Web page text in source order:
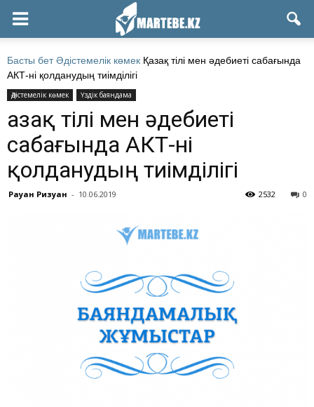
Басты бет Әдістемелік көмек Қазақ тілі мен әдебиеті сабағында
АКТ-ні қолданудың тиімділігі
Әдістемелік көмек Үздік баяндама
Қазақ тілі мен әдебиеті
сабағында АКТ-ні
қолданудың тиімділігі
Рауан Ризуан - 10.06.2019 0
2532